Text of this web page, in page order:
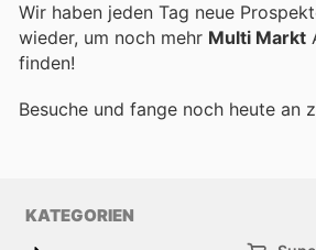
Wir haben jeden Tag neue
wieder, um noch mehr Multi Markt
finden!
Besuche und fange noch heute an
KATEGORIEN